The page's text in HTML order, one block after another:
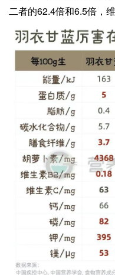
二者的62.4倍和6.5倍，